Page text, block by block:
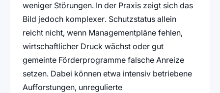
weniger Störungen. In der Praxis zeigt sich das
Bild jedoch komplexer. Schutzstatus allein
reicht nicht, wenn Managementpläne fehlen,
wirtschaftlicher Druck wächst oder gut
gemeinte Förderprogramme falsche Anreize
setzen. Dabei können etwa intensiv betriebene
Aufforstungen, unregulierte